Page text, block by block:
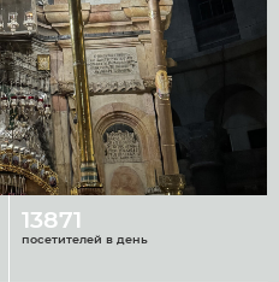
13871
посетителей в день